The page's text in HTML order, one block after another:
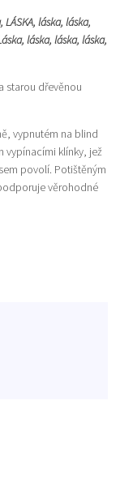
LÁSKA, láska, láska,
láska, láska, láska,
starou dřevěnou
vypnutém na blind
vypínacími klínky, jež
povolí. Potištěným
věrohodné